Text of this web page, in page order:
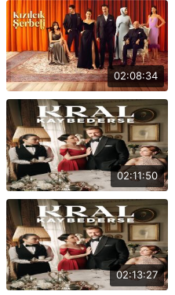
02:08:34
02:11:50
02:13:27